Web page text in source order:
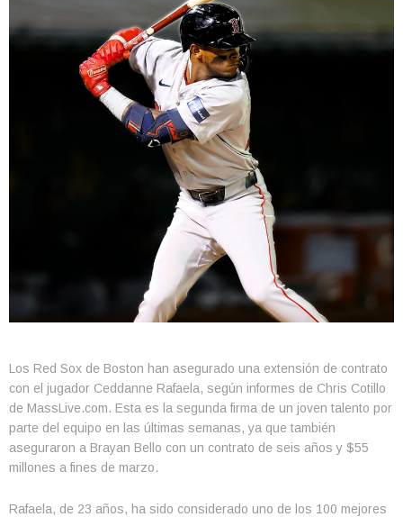
Los Red Sox de Boston han asegurado una extensión de contrato
con el jugador Ceddanne Rafaela, según informes de Chris Cotillo
de MassLive.com. Esta es la segunda firma de un joven talento por
parte del equipo en las últimas semanas, ya que también
aseguraron a Brayan Bello con un contrato de seis años y $55
millones a fines de marzo.
Rafaela, de 23 años, ha sido considerado uno de los 100 mejores